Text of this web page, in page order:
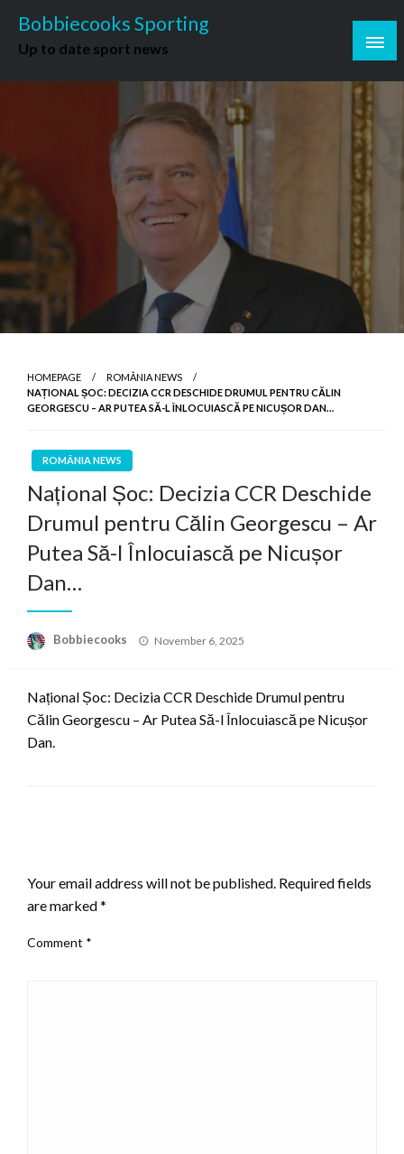
content
Bobbiecooks Sporting
Up to date sport news
HOMEPAGE
ROMÂNIA NEWS
NAȚIONAL ȘOC: DECIZIA CCR DESCHIDE DRUMUL PENTRU CĂLIN
GEORGESCU – AR PUTEA SĂ-L ÎNLOCUIASCĂ PE NICUȘOR DAN…
ROMÂNIA NEWS
Național Șoc: Decizia CCR Deschide
Drumul pentru Călin Georgescu – Ar
Putea Să-l Înlocuiască pe Nicușor
Dan…
Bobbiecooks
Posted
November 6, 2025
Național Șoc: Decizia CCR Deschide Drumul pentru
Călin Georgescu – Ar Putea Să-l Înlocuiască pe Nicușor
Dan.
Your email address will not be published. Required fields
are marked*
Comment *